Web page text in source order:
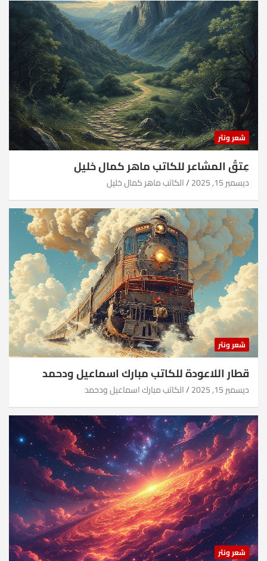
شعر ونثر
عِتقُ المشاعر للكاتب ماهر كمال خليل
ديسمبر 15, 2025 الكاتب ماهر كمال خليل
شعر ونثر
قطار اللاعودة للكاتب مبارك اسماعيل ودحمد
ديسمبر 15, 2025 الكاتب مبارك اسماعيل ودحمد
شعر ونثر